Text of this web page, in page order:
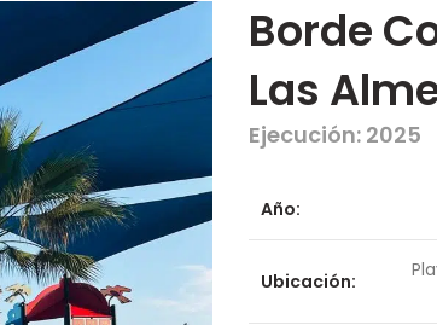
Borde
Las
Ejecución: 2025
Año:
Ubicación: